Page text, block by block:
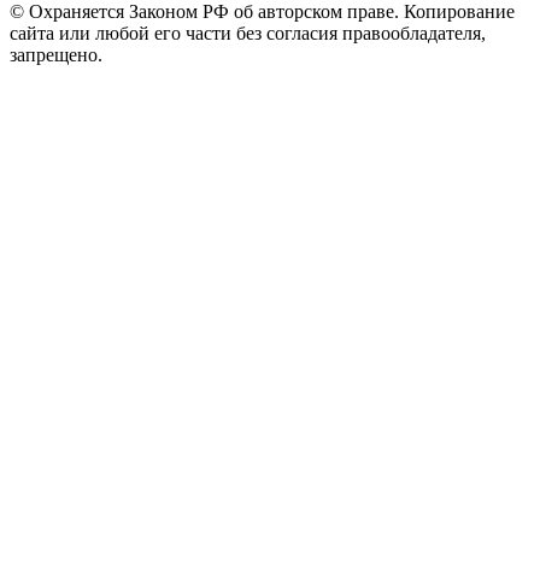
© Охраняется Законом РФ об авторском праве. Копирование
сайта или любой его части без согласия правообладателя,
запрещено.